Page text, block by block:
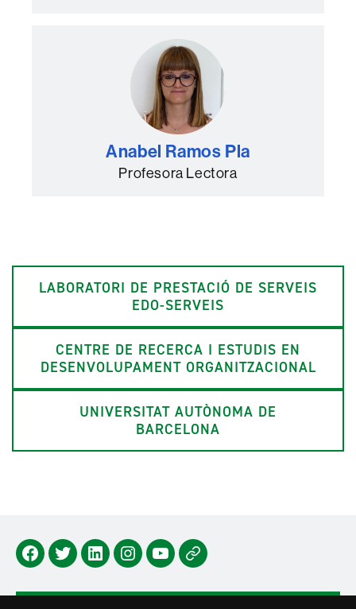
Anabel Ramos Pla
Profesora Lectora
LABORATORI DE PRESTACIÓ DE SERVEIS
EDO-SERVEIS
CENTRE DE RECERCA I ESTUDIS EN
DESENVOLUPAMENT ORGANITZACIONAL
UNIVERSITAT AUTÒNOMA DE
BARCELONA
Facebook
TwitterLindedinInstagram
YoutubeNewsletter